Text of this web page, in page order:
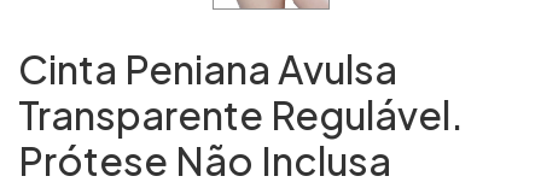
Cinta Peniana Avulsa
Transparente Regulável.
Prótese Não Inclusa